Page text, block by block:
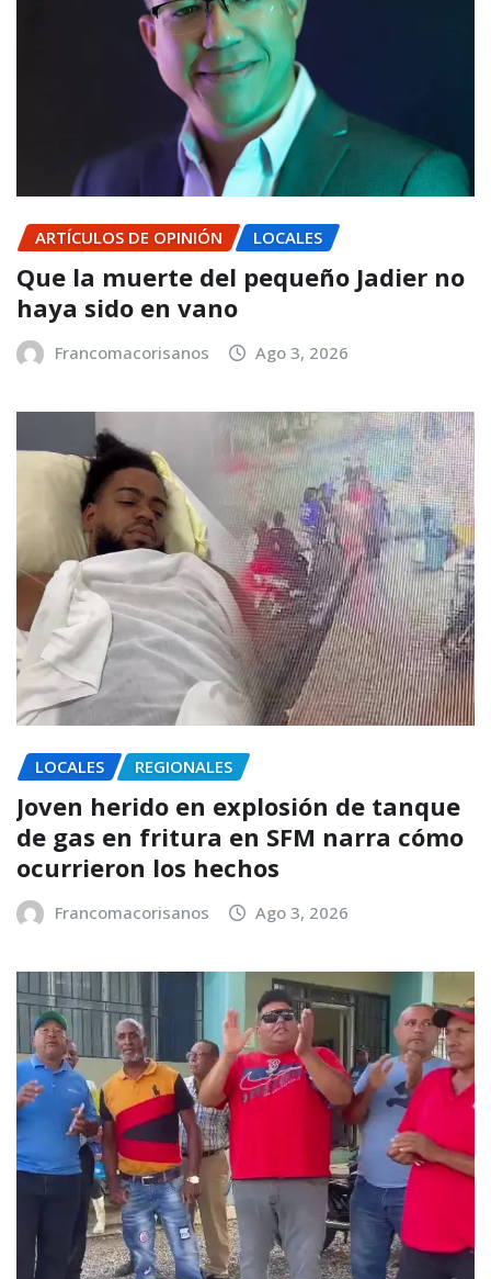
ARTÍCULOS DE OPINIÓN LOCALES
Que la muerte del pequeño Jadier no
haya sido en vano
Francomacorisanos Ago 3, 2026
LOCALES REGIONALES
Joven herido en explosión de tanque
de gas en fritura en SFM narra cómo
ocurrieron los hechos
Francomacorisanos Ago 3, 2026